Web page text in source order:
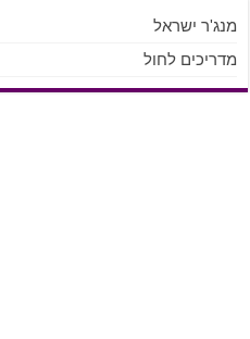
מנג'ר ישראל
מדריכים לחול